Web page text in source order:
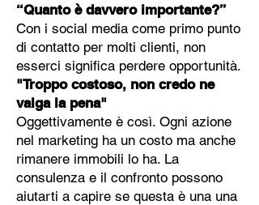
“Quanto è davvero importante?”
Con i social media come primo punto
di contatto per molti clienti, non
esserci significa perdere opportunità.
"Troppo costoso, non credo ne
valga la pena"
Oggettivamente è così. Ogni azione
nel marketing ha un costo ma anche
rimanere immobili lo ha. La
consulenza e il confronto possono
aiutarti a capire se questa è una una